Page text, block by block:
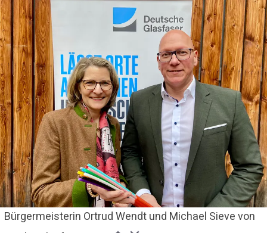
Bürgermeisterin Ortrud Wendt und Michael Sieve von